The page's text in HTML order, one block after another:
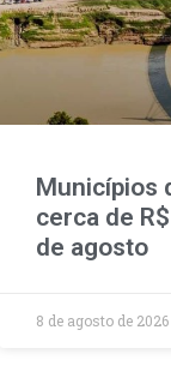
Municípios
cerca de
de agosto
8 de agosto de 2026